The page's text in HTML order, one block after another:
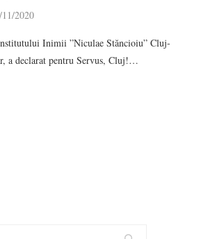
2020
Inimii ”Niculae Stăncioiu” Cluj-
a declarat pentru Servus, Cluj!…